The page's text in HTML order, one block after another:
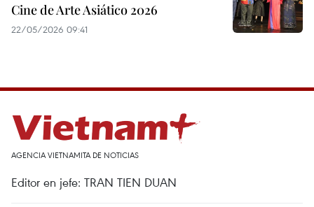
Cine de Arte Asiático 2026
22/05/2026 09:41
AGENCIA VIETNAMITA DE NOTICIAS
Editor en jefe: TRAN TIEN DUAN